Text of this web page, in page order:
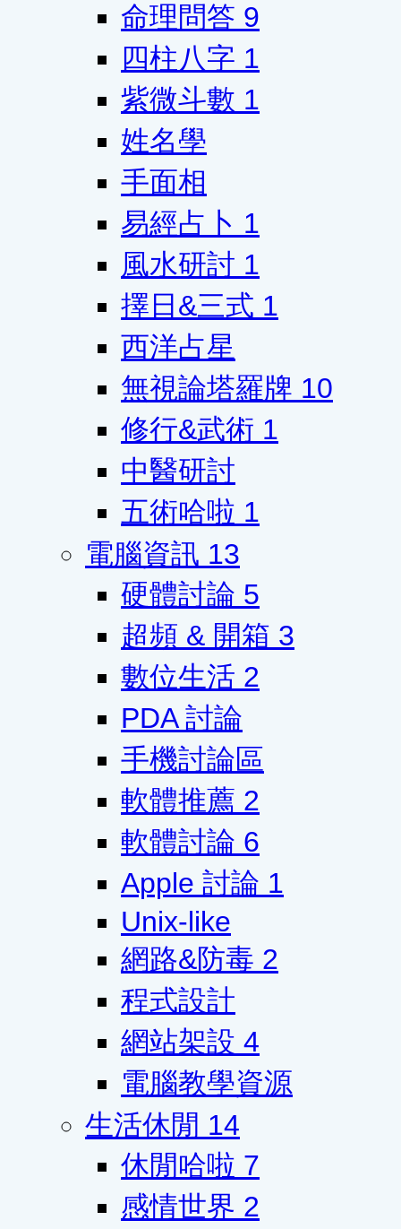
命理問答 9
四柱八字 1
紫微斗數 1
姓名學
手面相
易經占卜 1
風水研討 1
擇日&三式 1
西洋占星
無視論塔羅牌 10
修行&武術 1
中醫研討
五術哈啦 1
電腦資訊 13
硬體討論 5
超頻 & 開箱 3
數位生活 2
PDA 討論
手機討論區
軟體推薦 2
軟體討論 6
Apple 討論 1
Unix-like
網路&防毒 2
程式設計
網站架設 4
電腦教學資源
生活休閒 14
休閒哈啦 7
感情世界 2